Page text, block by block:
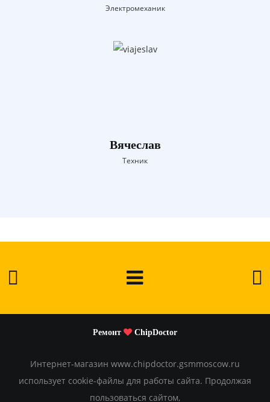
Электромеханик
Вячеслав
Техник
Ремонт ChipDoctor
Интернет-магазин www.chipdoctor.gsmmoscow.ru
использует cookie-файлы для работы сайта. Продолжая
пользоваться сайтом,